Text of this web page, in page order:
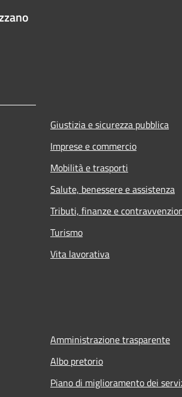
Giustizia e sicurezza pubblica
Imprese e commercio
Mobilità e trasporti
Salute, benessere e assistenza
Tributi, finanze e
Turismo
Vita lavorativa
Amministrazione trasparente
Albo pretorio
Piano di miglioramento dei